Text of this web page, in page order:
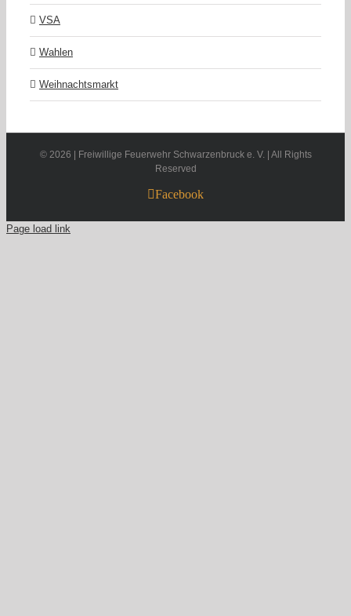
VSA
Wahlen
Weihnachtsmarkt
© 2026 | Freiwillige Feuerwehr Schwarzenbruck e. V. | All Rights
Reserved
Facebook
Page load link